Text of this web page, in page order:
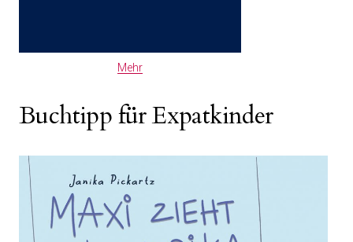
Mehr
Buchtipp für Expatkinder